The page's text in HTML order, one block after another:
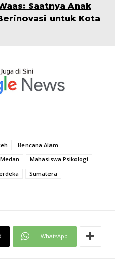
Saatnya Anak
untuk Kota
Bencana Alam
Mahasiswa Psikologi
Sumatera
WhatsApp